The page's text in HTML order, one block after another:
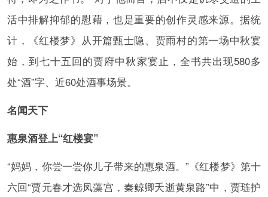
活中排解抑郁的慰藉，也是重要的创作灵感来源。据统
计，《红楼梦》从开篇甄士隐、贾雨村的第一场中秋宴
始，到七十五回的贾府中秋家宴止，全书共出现580多
处“酒”字、近60处酒事场景。
名闻天下
惠泉酒登上“红楼宴”
“妈妈，你尝一尝你儿子带来的惠泉酒。”《红楼梦》第十
六回“贾元春才选凤藻宫，秦鲸卿夭逝黄泉路”中，贾琏护